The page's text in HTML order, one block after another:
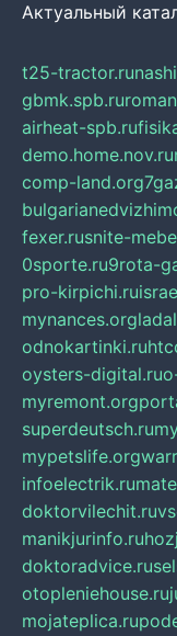
Актуальный
t25-tractor.ru
gbmk.spb.ru
airheat-spb.ru
demo.home.nov.ru
comp-land.org
fexer.rusnite-
0sporte.ru9rota-
pro-kirpichi.ru
mynances.org
odnokartinki.ru
oysters-digital.ru
myremont.org
superdeutsch.ru
mypetslife.org
infoelectrik.ru
doktorvilechit.ru
manikjurinfo.ru
doktoradvice.ru
otopleniehouse.ru
mojateplica.ru